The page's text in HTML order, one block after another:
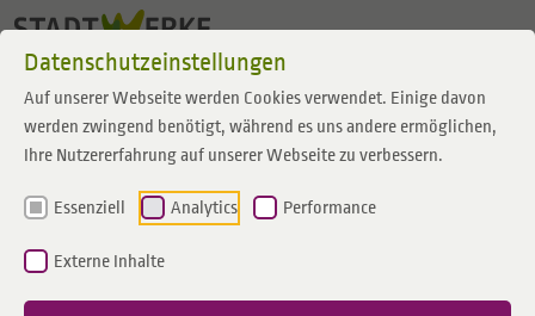
Datenschutzeinstellungen
Auf unserer Webseite werden Cookies verwendet. Einige davon
werden zwingend benötigt, während es uns andere ermöglichen,
Ihre Nutzererfahrung auf unserer Webseite zu verbessern.
Essenziell Analytics Performance
Externe Inhalte
Zum Inhalt springen